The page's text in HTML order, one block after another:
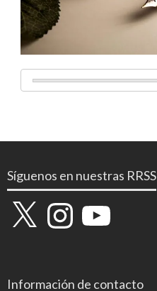
Síguenos en nuestras RRSS
X InstagramYouTube
Información de contacto